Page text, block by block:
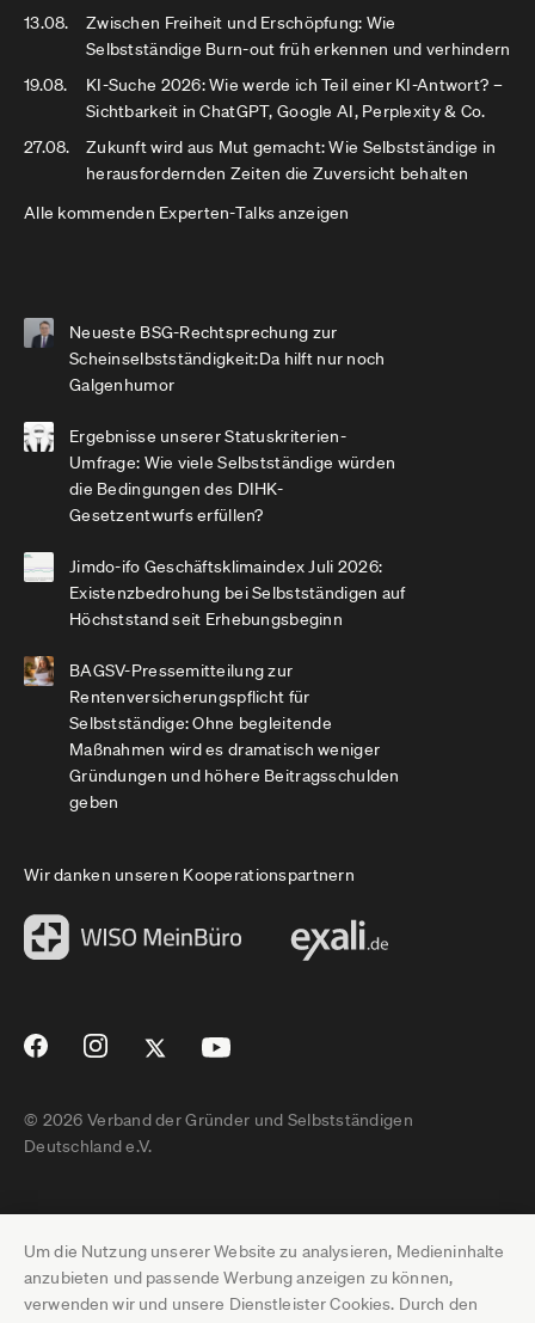
Um die Nutzung unserer Website zu analysieren, Medieninhalte
anzubieten und passende Werbung anzeigen zu können,
verwenden wir und unsere Dienstleister Cookies. Durch den
13.08.
Zwischen Freiheit und Erschöpfung: Wie
Selbstständige Burn-out früh erkennen und verhindern
19.08.
KI-Suche 2026: Wie werde ich Teil einer KI-Antwort? –
Sichtbarkeit in ChatGPT, Google AI, Perplexity & Co.
27.08.
Zukunft wird aus Mut gemacht: Wie Selbstständige in
herausfordernden Zeiten die Zuversicht behalten
Alle kommenden Experten-Talks anzeigen
Neueste BSG-Rechtsprechung zur
Scheinselbstständigkeit:Da hilft nur noch
Galgenhumor
Ergebnisse unserer Statuskriterien-
Umfrage: Wie viele Selbstständige würden
die Bedingungen des DIHK-
Gesetzentwurfs erfüllen?
Jimdo-ifo Geschäftsklimaindex Juli 2026:
Existenzbedrohung bei Selbstständigen auf
Höchststand seit Erhebungsbeginn
BAGSV-Pressemitteilung zur
Rentenversicherungspflicht für
Selbstständige: Ohne begleitende
Maßnahmen wird es dramatisch weniger
Gründungen und höhere Beitragsschulden
geben
Wir danken unseren Kooperationspartnern
© 2026 Verband der Gründer und Selbstständigen
Deutschland e.V.
Impressum
Datenschutz